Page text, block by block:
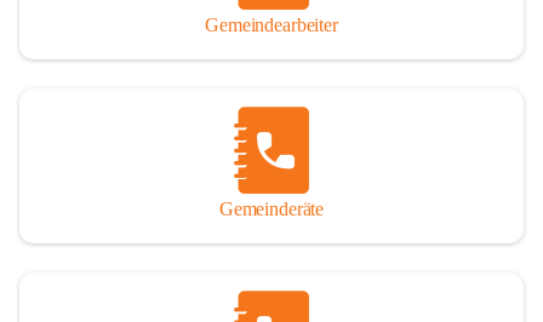
Gemeindearbeiter
Gemeinderäte